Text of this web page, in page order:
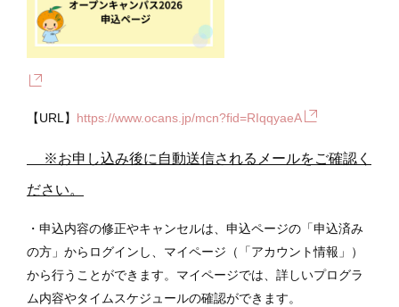
【URL】 https://www.ocans.jp/mcn?fid=RIqqyaeA
※お申し込み後に自動送信されるメールをご確認く
ださい。
・申込内容の修正やキャンセルは、申込ページの「申込済み
の方」からログインし、マイページ（「アカウント情報」）
から行うことができます。マイページでは、詳しいプログラ
ム内容やタイムスケジュールの確認ができます。